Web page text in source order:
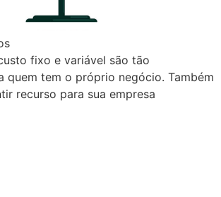
fixo e variável são tão
quem tem o próprio negócio. Também
recurso para sua empresa